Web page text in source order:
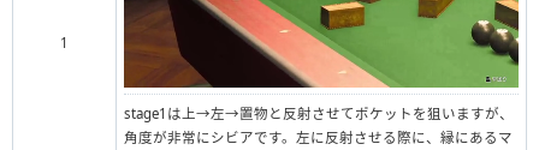
1
stage1は上→左→置物と反射させてポケットを狙いますが、
角度が非常にシビアです。左に反射させる際に、縁にあるマ